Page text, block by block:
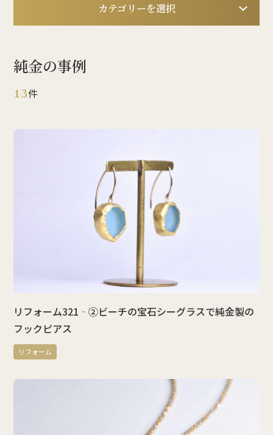
カテゴリーを選択
純金の事例
13件
リフォーム321‐②ビーチの宝石シーグラスで純金製の
フックピアス
リフォーム